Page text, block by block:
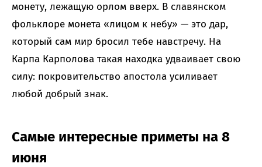
монету, лежащую орлом вверх. В славянском
фольклоре монета «лицом к небу» — это дар,
который сам мир бросил тебе навстречу. На
Карпа Карполова такая находка удваивает свою
силу: покровительство апостола усиливает
любой добрый знак.
Самые интересные приметы на 8
июня